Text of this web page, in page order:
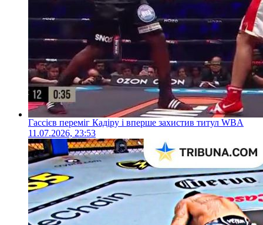
Гассієв переміг Кадіру і вперше захистив титул WBA
11.07.2026, 23:53